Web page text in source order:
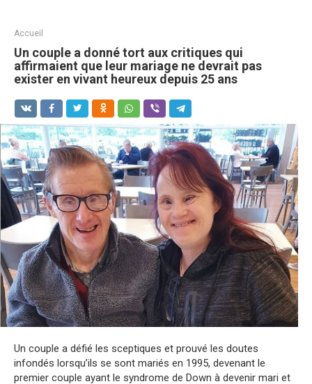
Accueil
Un couple a donné tort aux critiques qui
affirmaient que leur mariage ne devrait pas
exister en vivant heureux depuis 25 ans
Un couple a défié les sceptiques et prouvé les doutes
infondés lorsqu’ils se sont mariés en 1995, devenant le
premier couple ayant le syndrome de Down à devenir mari et